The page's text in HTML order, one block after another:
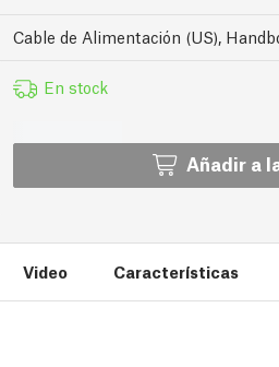
Cable de Alimentación (US),
En stock
Añadir a
Video Características